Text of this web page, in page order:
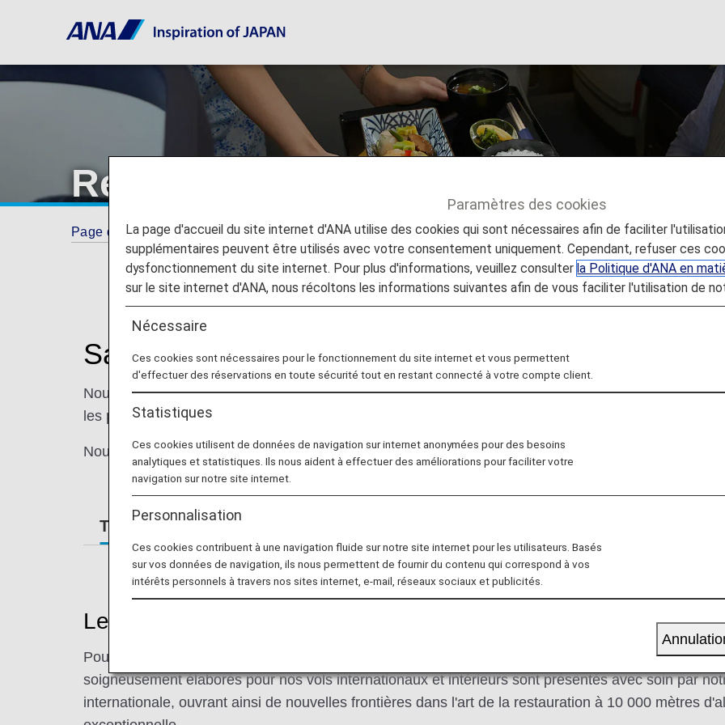
Repas et boissons à bord
Page d'accueil Informations concernant votre voyage Repas/boissons à bord
Savourez une cuisine raffinée
Nous vous proposons des ingrédients de qualité et des recettes savamment préparées. Nos
les plus exigeants.
Nous pouvons également vous proposer des repas spéciaux, des menus enfants ou des plats
The Connoisseurs Repas légers
Le plaisir de dîner, présenté par « THE CONNOISSEURS »
Pour ANA, le terme « Connoisseur » symbolise l'hôte idéal, celui qui sait exactement quelle
soigneusement élaborés pour nos vols internationaux et intérieurs sont présentés avec soin par
internationale, ouvrant ainsi de nouvelles frontières dans l'art de la restauration à 10 000 mètres
Paramètres des cookies
La page d'accueil du site internet d'ANA utilise des cookies qui sont nécessaires afin de faciliter
supplémentaires peuvent être utilisés avec votre consentement uniquement. Cependant, refuser ces
dysfonctionnement du site internet. Pour plus d'informations, veuillez consulterla Politique d'ANA en
sur le site internet d'ANA, nous récoltons les informations suivantes afin de vous faciliter l'utilisation de
Nécessaire
Ces cookies sont nécessaires pour le fonctionnement du site internet et vous permettent
d'effectuer des réservations en toute sécurité tout en restant connecté à votre compte client.
Statistiques
Ces cookies utilisent de données de navigation sur internet anonymées pour des besoins
analytiques et statistiques. Ils nous aident à effectuer des améliorations pour faciliter votre
navigation sur notre site internet.
Personnalisation
Ces cookies contribuent à une navigation fluide sur notre site internet pour les utilisateurs. Basés
sur vos données de navigation, ils nous permettent de fournir du contenu qui correspond à vos
intérêts personnels à travers nos sites internet, e-mail, réseaux sociaux et publicités.